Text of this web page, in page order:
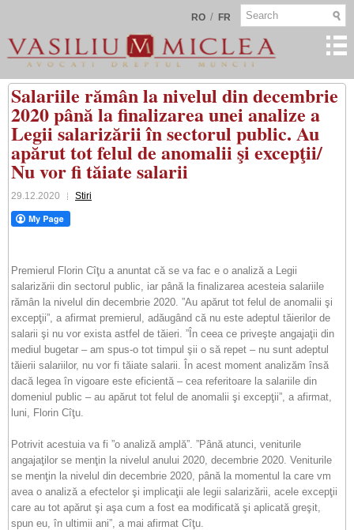
RO / FR
Salariile rămân la nivelul din decembrie
2020 până la finalizarea unei analize a
Legii salarizării în sectorul public. Au
apărut tot felul de anomalii şi excepţii/
Nu vor fi tăiate salarii
29.12.2020 Stiri
Premierul Florin Cîţu a anuntat că se va fac e o analiză a Legii
salarizării din sectorul public, iar până la finalizarea acesteia salariile
rămân la nivelul din decembrie 2020. ”Au apărut tot felul de anomalii şi
excepţii”, a afirmat premierul, adăugând că nu este adeptul tăierilor de
salarii şi nu vor exista astfel de tăieri. ”În ceea ce priveşte angajaţii din
mediul bugetar – am spus-o tot timpul şii o să repet – nu sunt adeptul
tăierii salariilor, nu vor fi tăiate salarii. În acest moment analizăm însă
dacă legea în vigoare este eficientă – cea referitoare la salariile din
domeniul public – au apărut tot felul de anomalii şi excepţii”, a afirmat,
luni, Florin Cîţu.
Potrivit acestuia va fi ”o analiză amplă”. ”Până atunci, veniturile
angajaţilor se menţin la nivelul anului 2020, decembrie 2020. Veniturile
se menţin la nivelul din decembrie 2020, până la momentul la care vm
avea o analiză a efectelor şi implicaţii ale legii salarizării, acele excepţii
care au tot apărut şi aşa cum a fost ea modificată şi aplicată greşit,
spun eu, în ultimii ani”, a mai afirmat Cîţu.